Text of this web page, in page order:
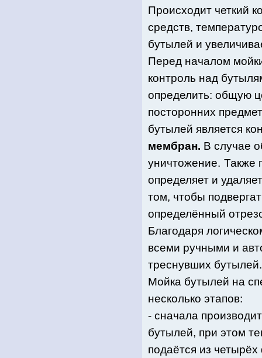
Происходит четкий
средств,
бутылей и
Перед началом
контроль над
определить: общую
посторонних
бутылей является
мембран. В случае
уничтожение. Также
определяет и
том, чтобы
определённый
Благодаря
всеми ручными и
треснувших бутылей.
Мойка бутылей на
несколько этапов:
- сначала
бутылей, при этом
подаётся из